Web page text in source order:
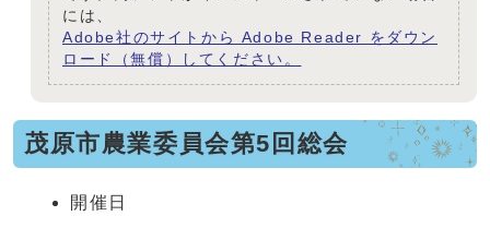
には、
Adobe社のサイトから Adobe Reader をダウン
ロード（無償）してください。
茂原市農業委員会第5回総会
開催日